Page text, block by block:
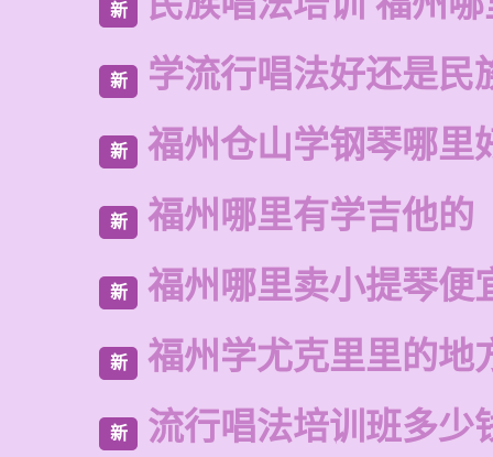
新
新 学流行唱法好还是民
新 福州仓山学钢琴哪里
新 福州哪里有学吉他的
新 福州哪里卖小提琴便
新 福州学尤克里里的地
新 流行唱法培训班多少